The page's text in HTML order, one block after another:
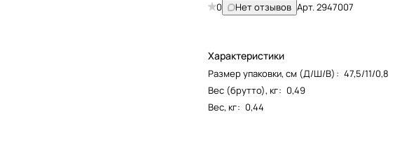
0 Нет отзывов Арт.2947007
Характеристики
Размер упаковки, см (Д/Ш/В) : 47,5/11/0,8
Вес (брутто), кг: 0,49
Вес, кг: 0,44